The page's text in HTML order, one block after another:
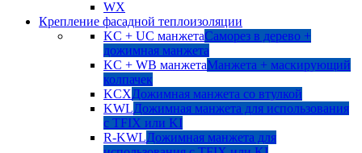
WX
Крепление фасадной теплоизоляции
KC + UC манжетаСаморез в дерево +
дожимная манжета
KC + WB манжетаМанжета + маскирующий
колпачек
KCXДожимная манжета со втулкой
KWLДожимная манжета для использования
с TFIX или KI
R-KWLДожимная манжета для